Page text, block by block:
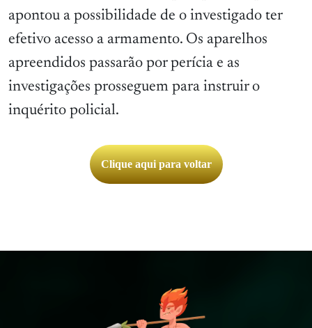
apontou a possibilidade de o investigado ter
efetivo acesso a armamento. Os aparelhos
apreendidos passarão por perícia e as
investigações prosseguem para instruir o
inquérito policial.
Clique aqui para voltar